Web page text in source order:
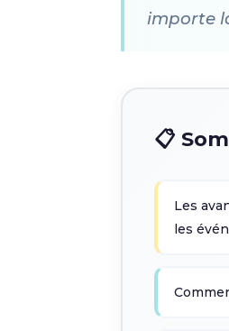
importe
📋
Les
les